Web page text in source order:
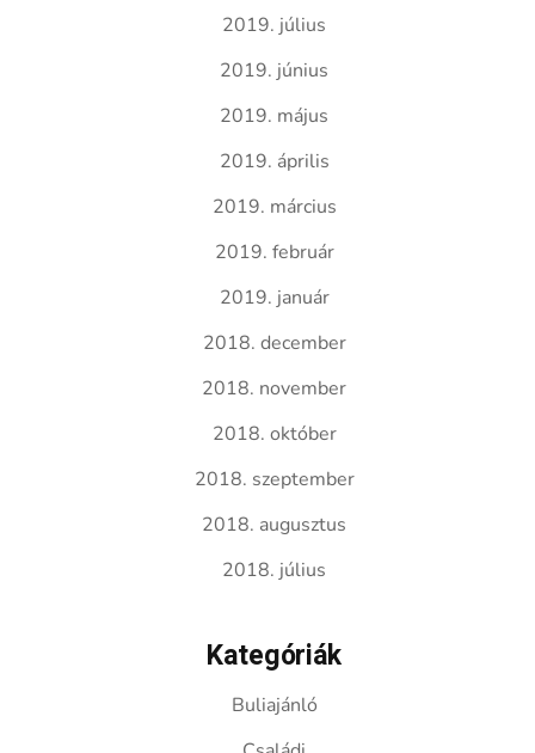
2019. július
2019. június
2019. május
2019. április
2019. március
2019. február
2019. január
2018. december
2018. november
2018. október
2018. szeptember
2018. augusztus
2018. július
Kategóriák
Buliajánló